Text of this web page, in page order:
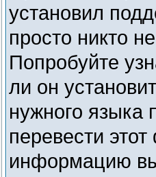
установил
просто никто
Попробуйте
ли он
нужного языка
перевести
информацию